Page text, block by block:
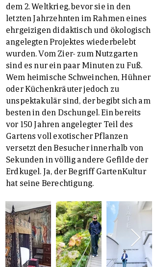
dem 2. Weltkrieg, bevor sie in den
letzten Jahrzehnten im Rahmen eines
ehrgeizigen didaktisch und ökologisch
angelegten Projektes wiederbelebt
wurden. Vom Zier- zum Nutzgarten
sind es nur ein paar Minuten zu Fuß.
Wem heimische Schweinchen, Hühner
oder Küchenkräuter jedoch zu
unspektakulär sind, der begibt sich am
besten in den Dschungel. Ein bereits
vor 150 Jahren angelegter Teil des
Gartens voll exotischer Pflanzen
versetzt den Besucher innerhalb von
Sekunden in völlig andere Gefilde der
Erdkugel. Ja, der Begriff GartenKultur
hat seine Berechtigung.